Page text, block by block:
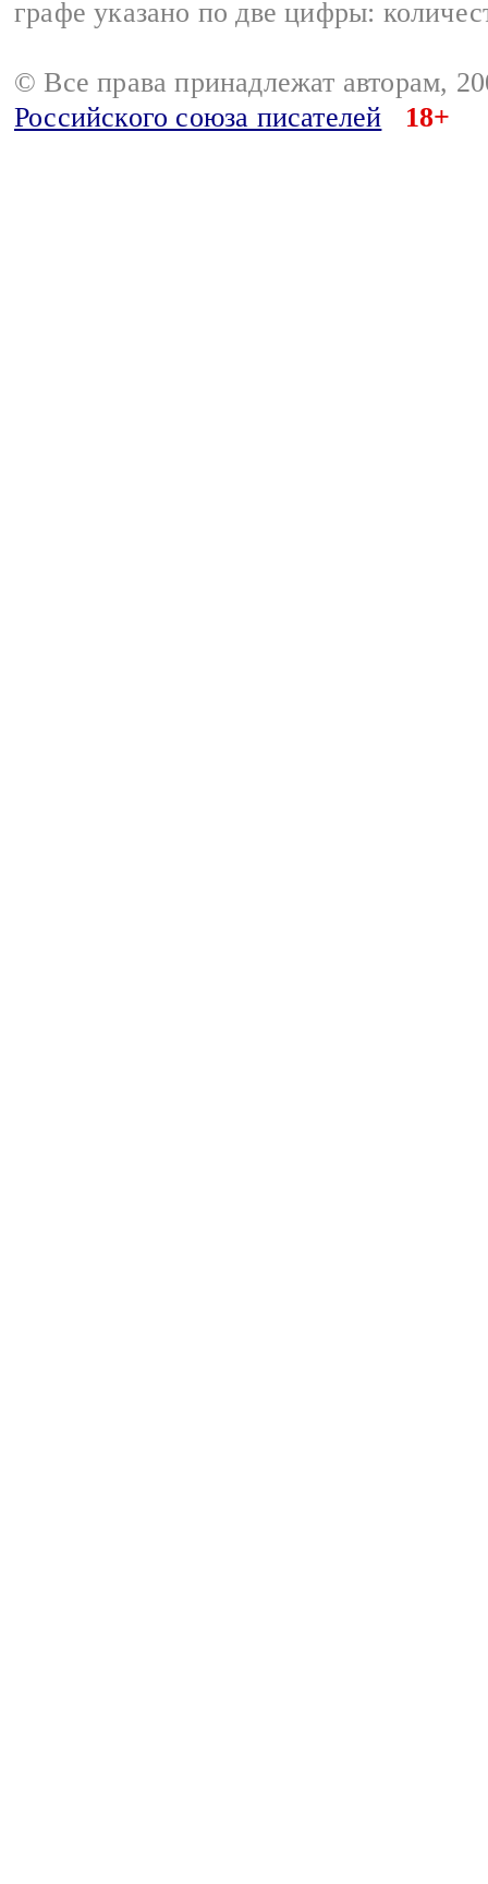
графе указано по две цифры:
© Все права принадлежат авторам,
Российского союза писателей
18+